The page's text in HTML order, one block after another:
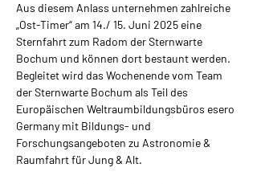
Aus diesem Anlass unternehmen zahlreiche
„Ost-Timer“ am 14./ 15. Juni 2025 eine
Sternfahrt zum Radom der Sternwarte
Bochum und können dort bestaunt werden.
Begleitet wird das Wochenende vom Team
der Sternwarte Bochum als Teil des
Europäischen Weltraumbildungsbüros esero
Germany mit Bildungs- und
Forschungsangeboten zu Astronomie &
Raumfahrt für Jung & Alt.